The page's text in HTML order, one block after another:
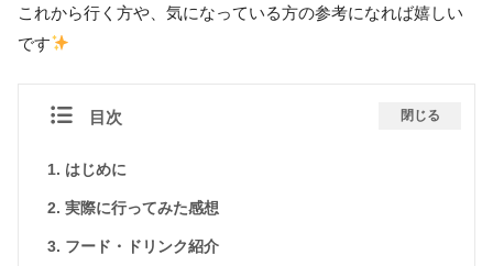
これから行く方や、気になっている方の参考になれば嬉しい
です
目次 閉じる
はじめに
実際に行ってみた感想
フード・ドリンク紹介